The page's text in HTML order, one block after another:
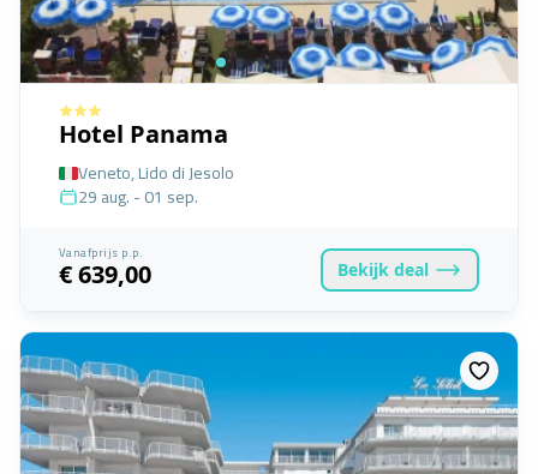
Hotel Panama
Veneto, Lido di Jesolo
29 aug. - 01 sep.
Vanafprijs p.p.
€ 639,00 Bekijk deal